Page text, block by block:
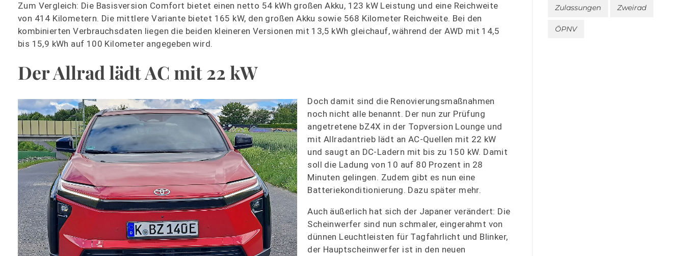
Zum Vergleich: Die Basisversion Comfort bietet einen netto 54 kWh großen Akku, 123 kW Leistung und eine Reichweite
von 414 Kilometern. Die mittlere Variante bietet 165 kW, den großen Akku sowie 568 Kilometer Reichweite. Bei den
kombinierten Verbrauchsdaten liegen die beiden kleineren Versionen mit 13,5 kWh gleichauf, während der AWD mit 14,5
bis 15,9 kWh auf 100 Kilometer angegeben wird.
Der Allrad lädt AC mit 22 kW
Doch damit sind die Renovierungsmaßnahmen
noch nicht alle benannt. Der nun zur Prüfung
angetretene bZ4X in der Topversion Lounge und
mit Allradantrieb lädt an AC-Quellen mit 22 kW
und saugt an DC-Ladern mit bis zu 150 kW. Damit
soll die Ladung von 10 auf 80 Prozent in 28
Minuten gelingen. Zudem gibt es nun eine
Batteriekonditionierung. Dazu später mehr.
Auch äußerlich hat sich der Japaner verändert: Die
Scheinwerfer sind nun schmaler, eingerahmt von
dünnen Leuchtleisten für Tagfahrlicht und Blinker,
der Hauptscheinwerfer ist in den neuen
Zulassungen Zweirad
ÖPNV